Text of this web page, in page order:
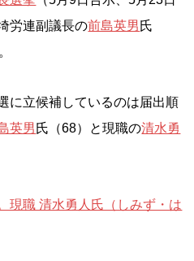
労連副議長の前島英男氏
に立候補しているのは届出順
英男氏（68）と現職の清水勇
現職 清水勇人氏（しみず・は